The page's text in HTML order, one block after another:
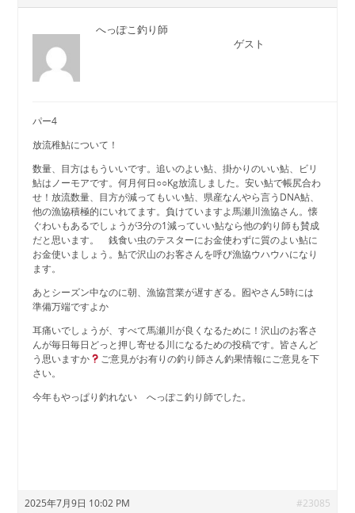
へっぽこ釣り師
ゲスト
パー4
放流稚鮎について！
数量、目方はもういいです。追いのよい鮎、掛かりのいい鮎、ビリ
鮎はノーモアです。何月何日○○Kg放流しました。安い鮎で帳尻合わ
せ！放流数量、目方が減ってもいい鮎、県産なんやら言うDNA鮎、
他の漁協積極的にいれてます。負けていますよ馬瀬川漁協さん。懐
ぐわいもあるでしょうが3分の1減っていい鮎なら他の釣り師も賛成
だと思います。 銭食い虫のテスターにお金使わずに質のよい鮎に
お金使いましょう。鮎で沢山のお客さんを呼び漁協ウハウハになり
ます。
あとシーズン中なのに朝、漁協営業が遅すぎる。囮やさん5時には
準備万端ですよか
耳痛いでしょうが、すべて馬瀬川が良くなるために！沢山のお客さ
んが毎日毎日どっと押し寄せる川になるための投稿です。皆さんど
う思いますか
ご意見がお有りの釣り師さん釣果情報にご意見を下
さい。
今年もやっぱり釣れない へっぽこ釣り師でした。
2025年7月9日 10:02 PM #23085